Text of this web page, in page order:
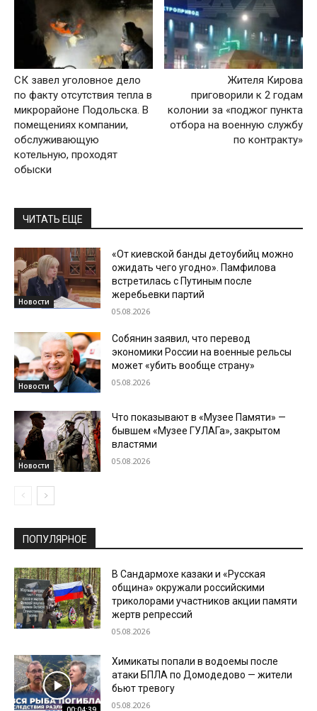
СК завел уголовное дело
по факту отсутствия тепла в
микрорайоне Подольска. В
помещениях компании,
обслуживающую
котельную, проходят
обыски
Жителя Кирова
приговорили к 2 годам
колонии за «поджог пункта
отбора на военную службу
по контракту»
ЧИТАТЬ ЕЩЕ
Новости
«От киевской банды детоубийц можно
ожидать чего угодно». Памфилова
встретилась с Путиным после
жеребьевки партий
05.08.2026
Новости
Собянин заявил, что перевод
экономики России на военные рельсы
может «убить вообще страну»
05.08.2026
Новости
Что показывают в «Музее Памяти» —
бывшем «Музее ГУЛАГа», закрытом
властями
05.08.2026
ПОПУЛЯРНОЕ
В Сандармохе казаки и «Русская
община» окружали российскими
триколорами участников акции памяти
жертв репрессий
05.08.2026
Химикаты попали в водоемы после
атаки БПЛА по Домодедово — жители
бьют тревогу
05.08.2026